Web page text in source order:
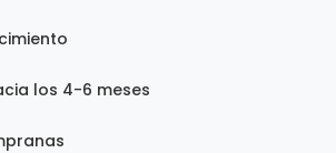
los 4-6 meses